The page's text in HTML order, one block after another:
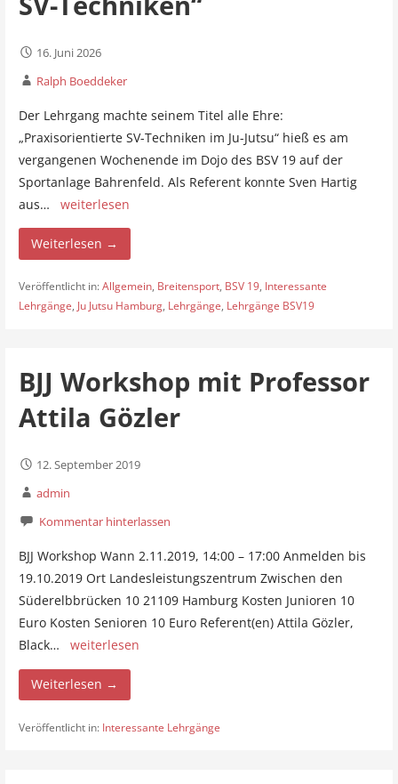
16. Juni 2026
Ralph Boeddeker
Der Lehrgang machte seinem Titel alle Ehre:
„Praxisorientierte SV-Techniken im Ju-Jutsu“ hieß es am
vergangenen Wochenende im Dojo des BSV 19 auf der
Sportanlage Bahrenfeld. Als Referent konnte Sven Hartig
aus… weiterlesen
Weiterlesen →
Veröffentlicht in:Allgemein, Breitensport, BSV 19, Interessante
Lehrgänge, Ju Jutsu Hamburg, Lehrgänge, Lehrgänge BSV19
BJJ Workshop mit Professor
Attila Gözler
12. September 2019
admin
Kommentar hinterlassen
BJJ Workshop Wann 2.11.2019, 14:00 – 17:00 Anmelden bis
19.10.2019 Ort Landesleistungszentrum Zwischen den
Süderelbbrücken 10 21109 Hamburg Kosten Junioren 10
Euro Kosten Senioren 10 Euro Referent(en) Attila Gözler,
Black… weiterlesen
Weiterlesen →
Veröffentlicht in: Interessante Lehrgänge